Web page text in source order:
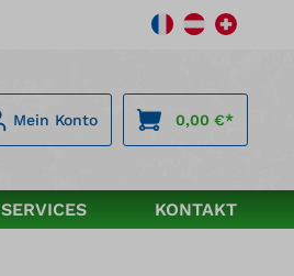
Mein Konto 0,00 €*
SERVICES KONTAKT